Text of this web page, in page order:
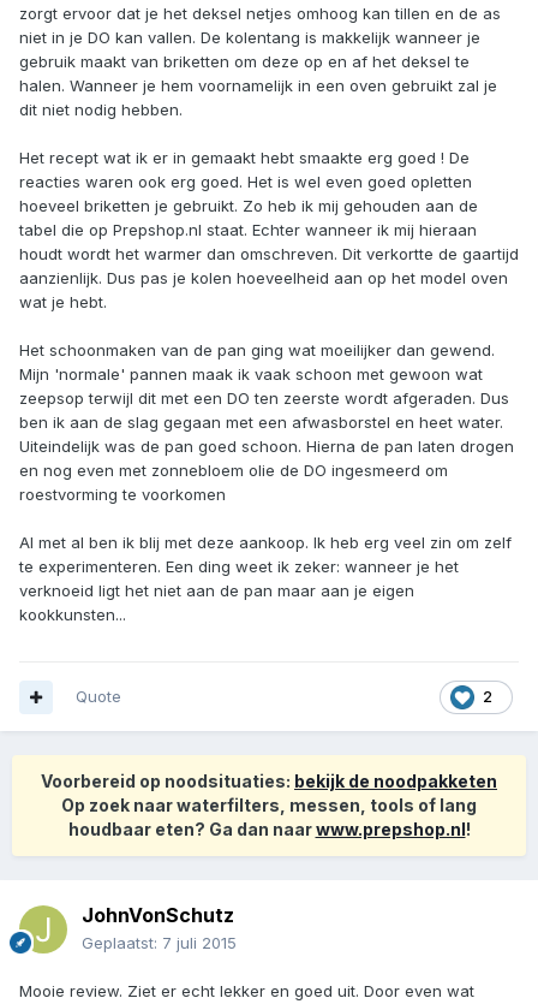
zorgt ervoor dat je het deksel netjes omhoog kan tillen en de as
niet in je DO kan vallen. De kolentang is makkelijk wanneer je
gebruik maakt van briketten om deze op en af het deksel te
halen. Wanneer je hem voornamelijk in een oven gebruikt zal je
dit niet nodig hebben.
Het recept wat ik er in gemaakt hebt smaakte erg goed ! De
reacties waren ook erg goed. Het is wel even goed opletten
hoeveel briketten je gebruikt. Zo heb ik mij gehouden aan de
tabel die op Prepshop.nl staat. Echter wanneer ik mij hieraan
houdt wordt het warmer dan omschreven. Dit verkortte de gaartijd
aanzienlijk. Dus pas je kolen hoeveelheid aan op het model oven
wat je hebt.
Het schoonmaken van de pan ging wat moeilijker dan gewend.
Mijn 'normale' pannen maak ik vaak schoon met gewoon wat
zeepsop terwijl dit met een DO ten zeerste wordt afgeraden. Dus
ben ik aan de slag gegaan met een afwasborstel en heet water.
Uiteindelijk was de pan goed schoon. Hierna de pan laten drogen
en nog even met zonnebloem olie de DO ingesmeerd om
roestvorming te voorkomen
Al met al ben ik blij met deze aankoop. Ik heb erg veel zin om zelf
te experimenteren. Een ding weet ik zeker: wanneer je het
verknoeid ligt het niet aan de pan maar aan je eigen
kookkunsten...
2
Quote
Voorbereid op noodsituaties: bekijk de noodpakketen
Op zoek naar waterfilters, messen, tools of lang
houdbaar eten? Ga dan naarwww.prepshop.nl!
JohnVonSchutz
Geplaatst: 7 juli 2015
Mooie review. Ziet er echt lekker en goed uit. Door even wat